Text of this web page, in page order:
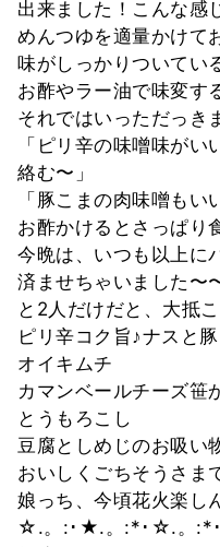
出来ました！こんな感
めんつゆを適量かけて
味がしっかりついてい
お酢やラー油で味変す
それではいっただっき
「ピリ辛の味噌味がい
絡む〜」
「豚こまの肉味噌もい
お酢かけるとさっぱり
今晩は、いつも以上に
済ませちゃいました〜
と2人だけだと、大抵
ピリ辛コク旨♪ナスと
オイキムチ
カマンベールチーズ笹
とうもろこし
豆腐としめじのお吸い
おいしくごちそうさま
娘っち、今頃花火楽し
☆.。:･★.。:*･☆.。:*